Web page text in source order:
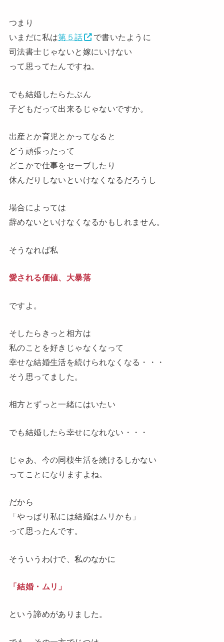
つまり
いまだに私は第５話
で書いたように
司法書士じゃないと嫁にいけない
って思ってたんですね。
でも結婚したらたぶん
子どもだって出来るじゃないですか。
出産とか育児とかってなると
どう頑張ったって
どこかで仕事をセーブしたり
休んだりしないといけなくなるだろうし
場合によっては
辞めないといけなくなるかもしれません。
そうなれば私
愛される価値、大暴落
ですよ。
そしたらきっと相方は
私のことを好きじゃなくなって
幸せな結婚生活を続けられなくなる・・・
そう思ってました。
相方とずっと一緒にはいたい
でも結婚したら幸せになれない・・・
じゃあ、今の同棲生活を続けるしかない
ってことになりますよね。
だから
「やっぱり私には結婚はムリかも」
って思ったんです。
そういうわけで、私のなかに
「結婚・ムリ」
という諦めがありました。